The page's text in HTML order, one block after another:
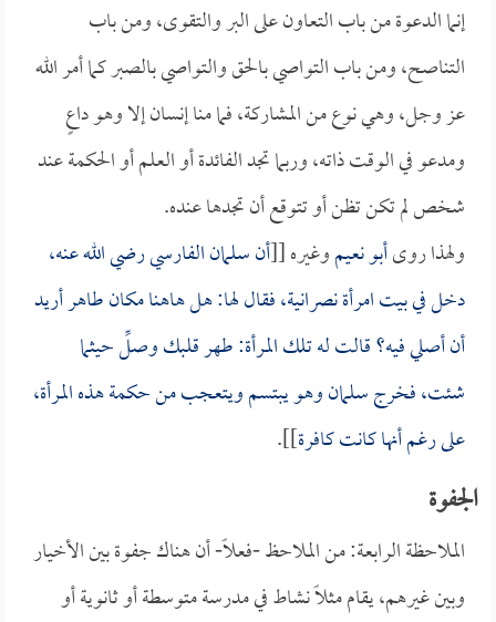
إنما الدعوة من باب التعاون على البر والتقوى، ومن باب
التناصح، ومن باب التواصي بالحق والتواصي بالصبر كما أمر الله
عز وجل، وهي نوع من المشاركة، فما منا إنسان إلا وهو داعٍ
ومدعو في الوقت ذاته، وربما تجد الفائدة أو العلم أو الحكمة عند
شخص لم تكن تظن أو تتوقع أن تجدها عنده.
ولهذا روىأبو نعيموغيره [[أنسلمان الفارسيرضي الله عنه،
دخل في بيت امرأة نصرانية، فقال لها: هل هاهنا مكان طاهر أريد
أن أصلي فيه؟ قالت له تلك المرأة: طهر قلبك وصلِّ حيثما
شئت، فخرجسلمانوهو يبتسم ويتعجب من حكمة هذه المرأة،
على رغم أنها كانت كافرة]].
الجفوة
الملاحظة الرابعة: من الملاحظ -فعلاً- أن هناك جفوة بين الأخيار
وبين غيرهم، يقام مثلاً نشاط في مدرسة متوسطة أو ثانوية أو